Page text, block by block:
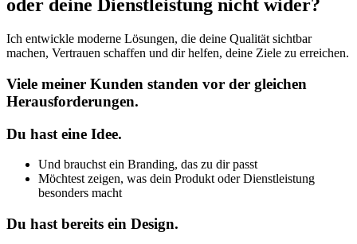
oder deine Dienstleistung nicht wider?
Ich entwickle moderne Lösungen, die deine Qualität sichtbar
machen, Vertrauen schaffen und dir helfen, deine Ziele zu erreichen.
Viele meiner Kunden standen vor der gleichen
Herausforderungen.
Du hast eine Idee.
Und brauchst ein Branding, das zu dir passt
Möchtest zeigen, was dein Produkt oder Dienstleistung
besonders macht
Du hast bereits ein Design.